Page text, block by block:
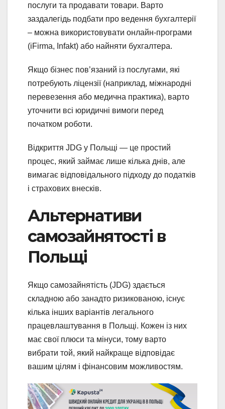
послуги та продавати товари. Варто
заздалегідь подбати про ведення бухгалтерії
– можна використовувати онлайн-програми
(iFirma, Infakt) або найняти бухгалтера.
Якщо бізнес пов’язаний із послугами, які
потребують ліцензії (наприклад, міжнародні
перевезення або медична практика), варто
уточнити всі юридичні вимоги перед
початком роботи.
Відкриття JDG у Польщі — це простий
процес, який займає лише кілька днів, але
вимагає відповідального підходу до податків
і страхових внесків.
Альтернативи
самозайнятості в
Польщі
Якщо самозайнятість (JDG) здається
складною або занадто ризикованою, існує
кілька інших варіантів легального
працевлаштування в Польщі. Кожен із них
має свої плюси та мінуси, тому варто
вибрати той, який найкраще відповідає
вашим цілям і фінансовим можливостям.